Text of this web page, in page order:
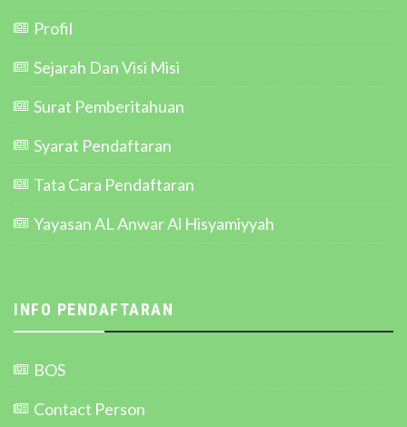
Profil
Sejarah Dan Visi Misi
Surat Pemberitahuan
Syarat Pendaftaran
Tata Cara Pendaftaran
Yayasan AL Anwar Al Hisyamiyyah
INFO PENDAFTARAN
BOS
Contact Person